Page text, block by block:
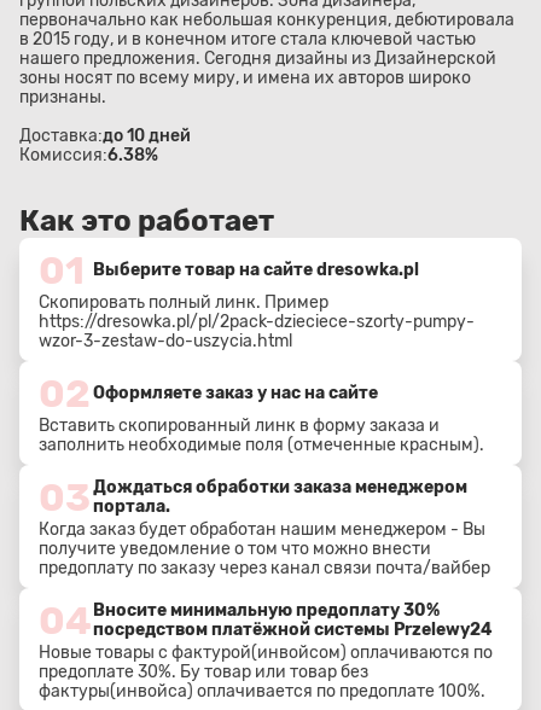
первоначально как небольшая конкуренция, дебютировала
в 2015 году, и в конечном итоге стала ключевой частью
нашего предложения. Сегодня дизайны из Дизайнерской
зоны носят по всему миру, и имена их авторов широко
признаны.
Доставка:до 10 дней
Комиссия:6.38%
Как это работает
01
Выберите товар на сайте dresowka.pl
Скопировать полный линк. Пример
https://dresowka.pl/pl/2pack-dzieciece-szorty-pumpy-
wzor-3-zestaw-do-uszycia.html
02 Оформляете заказ у нас на сайте
Вставить скопированный линк в форму заказа и
заполнить необходимые поля (отмеченные красным).
03Дождаться обработки заказа менеджером
портала.
Когда заказ будет обработан нашим менеджером - Вы
получите уведомление о том что можно внести
предоплату по заказу через канал связи почта/вайбер
04 Вносите минимальную предоплату 30%
посредством платёжной системы Przelewy24
Новые товары с фактурой(инвойсом) оплачиваются по
предоплате 30%. Бу товар или товар без
фактуры(инвойса) оплачивается по предоплате 100%.